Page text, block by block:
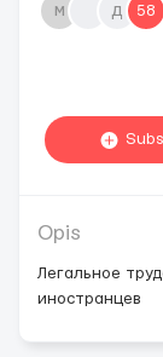
м д 58
Opis
Легальное
иностранцев